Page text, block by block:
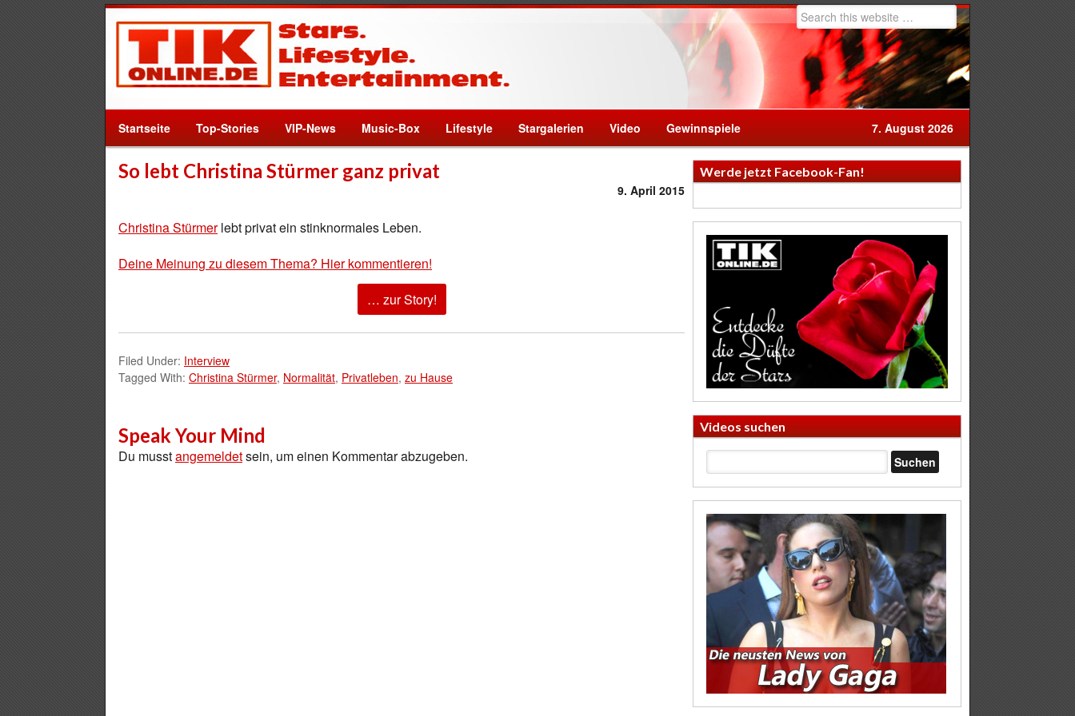
Startseite Top-Stories VIP-News Music-Box Lifestyle Stargalerien Video Gewinnspiele 7. August 2026
So lebt Christina Stürmer ganz privat
9. April 2015
Christina Stürmerlebt privat ein stinknormales Leben.
Deine Meinung zu diesem Thema? Hier kommentieren!
… zur Story!
Filed Under: Interview
Tagged With: Christina Stürmer, Normalität, Privatleben, zu Hause
Speak Your Mind
Du musstangemeldetsein, um einen Kommentar abzugeben.
Werde jetzt Facebook-Fan!
Videos suchen